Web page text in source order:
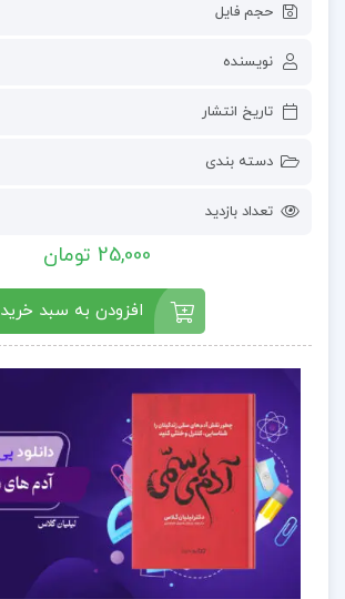
حجم فایل
نویسنده
تاریخ انتشار
دسته بندی
تعداد بازدید
25,000 تومان
افزودن به سبد خرید